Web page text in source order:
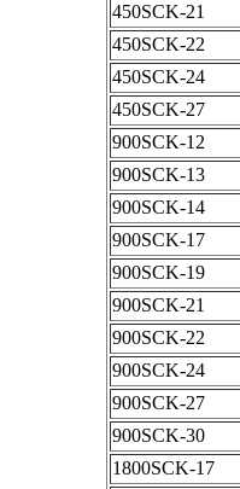
450SCK-21
450SCK-22
450SCK-24
450SCK-27
900SCK-12
900SCK-13
900SCK-14
900SCK-17
900SCK-19
900SCK-21
900SCK-22
900SCK-24
900SCK-27
900SCK-30
1800SCK-17